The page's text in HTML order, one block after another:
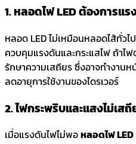
1. หลอดไฟ LED ต้องการแ
หลอด LED ไม่เหมือนหลอดไส้ทั่วไ
ควบคุมแรงดันและกระแสไฟ ถ้าไ
รักษาความเสถียร ซึ่งอาจทำงาน
ลดอายุการใช้งานของไดรเวอร์
2. ไฟกระพริบและแสงไม่เสถี
เมื่อแรงดันไฟไม่พอหลอดไฟ LED